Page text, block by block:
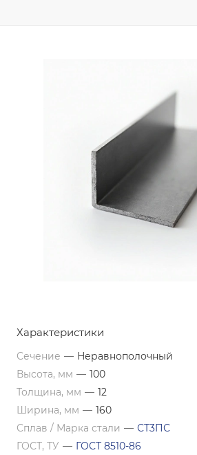
Характеристики
Сечение — Неравнополочный
Высота, мм — 100
Толщина, мм — 12
Ширина, мм — 160
Сплав / Марка стали — СТ3ПС
ГОСТ, ТУ — ГОСТ 8510-86